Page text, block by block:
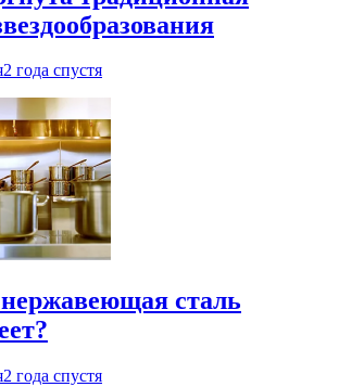
2 года спустя
сталь
2 года спустя